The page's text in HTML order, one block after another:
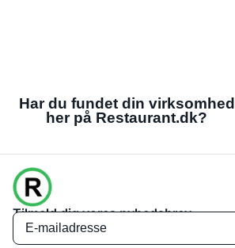
Har du fundet din virksomhed
her på Restaurant.dk?
Tilmeld dig vores nyhedsbrev